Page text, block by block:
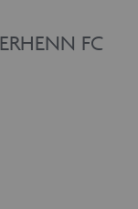
FC